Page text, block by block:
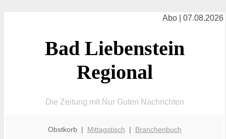
Abo | 07.08.2026
Bad Liebenstein
Regional
Die Zeitung mit Nur Guten Nachrichten
Obstkorb | Mittagstisch | Branchenbuch